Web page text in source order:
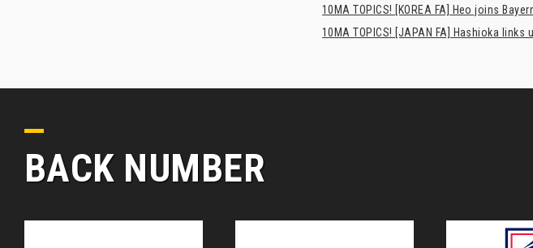
10MA TOPICS! [KOREA FA] Heo joins
10MA TOPICS! [JAPAN FA] Hashioka
BACK NUMBER